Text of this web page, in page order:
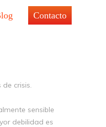
Contacto
crisis.
sensible
debilidad es